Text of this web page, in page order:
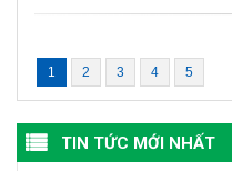
1 2 3 4 5
TIN TỨC MỚI NHẤT